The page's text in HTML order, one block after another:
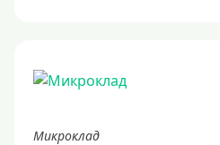
Микроклад